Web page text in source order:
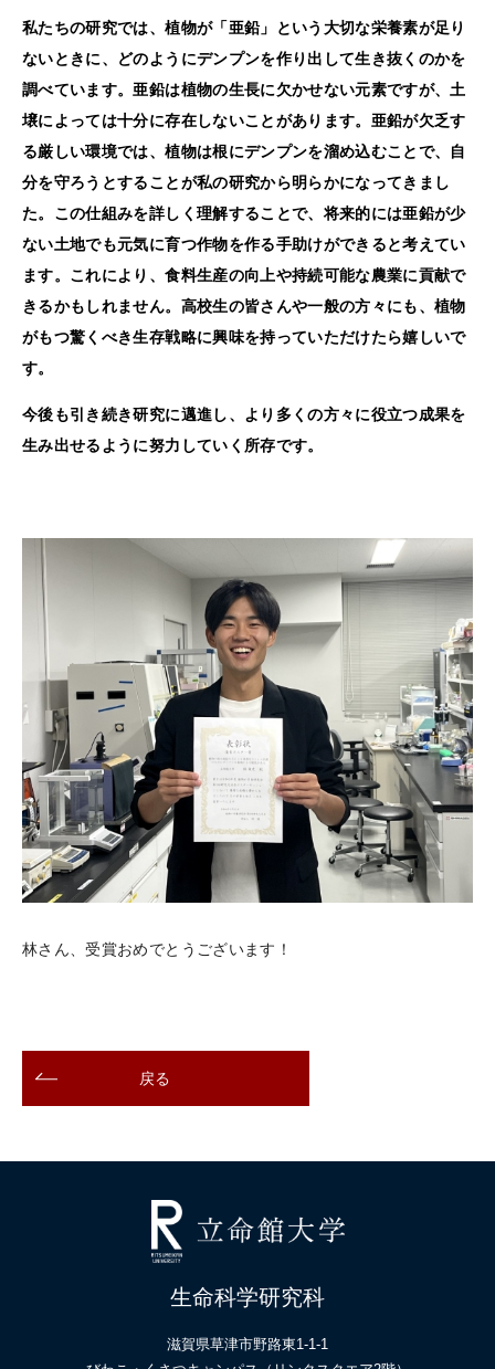
私たちの研究では、植物が「亜鉛」という大切な栄養素が足り
ないときに、どのようにデンプンを作り出して生き抜くのかを
調べています。亜鉛は植物の生長に欠かせない元素ですが、土
壌によっては十分に存在しないことがあります。亜鉛が欠乏す
る厳しい環境では、植物は根にデンプンを溜め込むことで、自
分を守ろうとすることが私の研究から明らかになってきまし
た。この仕組みを詳しく理解することで、将来的には亜鉛が少
ない土地でも元気に育つ作物を作る手助けができると考えてい
ます。これにより、食料生産の向上や持続可能な農業に貢献で
きるかもしれません。高校生の皆さんや一般の方々にも、植物
がもつ驚くべき生存戦略に興味を持っていただけたら嬉しいで
す。
今後も引き続き研究に邁進し、より多くの方々に役立つ成果を
生み出せるように努力していく所存です。
林さん、受賞おめでとうございます！
戻る
生命科学研究科
滋賀県草津市野路東1-1-1